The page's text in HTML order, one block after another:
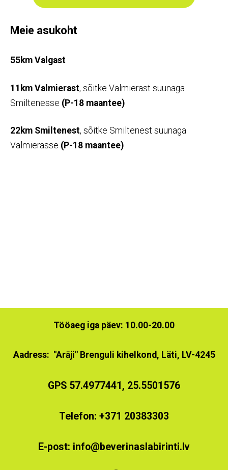
Meie asukoht
55km Valgast
11km Valmierast, sõitke Valmierast suunaga
Smiltenesse (P-18 maantee)
22km Smiltenest, sõitke Smiltenest suunaga
Valmierasse (P-18 maantee)
Tööaeg iga päev: 10.00-20.00
Aadress: "Arāji" Brenguli kihelkond, Läti, LV-4245
GPS 57.4977441, 25.5501576
Telefon: +371 20383303
E-post: info@beverinaslabirinti.lv